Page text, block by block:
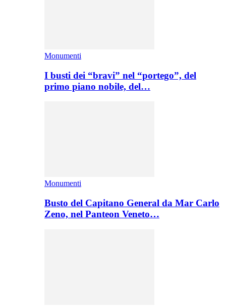
Monumenti
I busti dei “bravi” nel “portego”, del
primo piano nobile, del…
Monumenti
Busto del Capitano General da Mar Carlo
Zeno, nel Panteon Veneto…